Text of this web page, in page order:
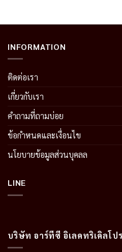
INFORMATION
ติดต่อเรา
เกี่ยวกับเรา
คำถามที่ถามบ่อย
ข้อกำหนดและเงื่อนไข
นโยบายข้อมูลส่วนบุคลล
LINE
บริษัท อาร์ทีซี อิเลคทริเคิลโป